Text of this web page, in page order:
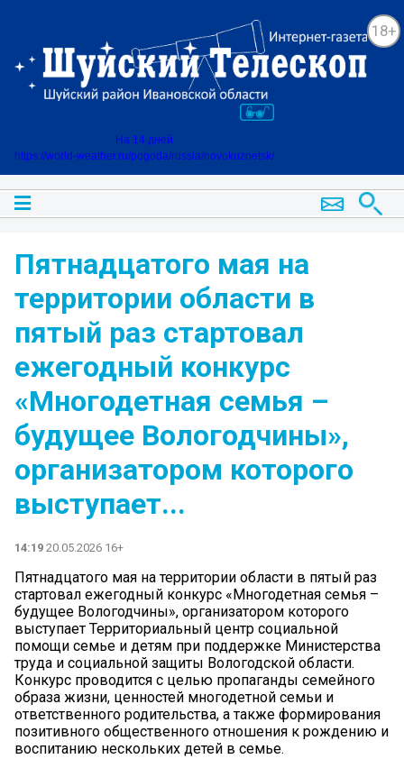
18+
На 14 дней
https://world-weather.ru/pogoda/russia/novokuznetsk/
Пятнадцатого мая на
территории области в
пятый раз стартовал
ежегодный конкурс
«Многодетная семья –
будущее Вологодчины»,
организатором которого
выступает...
14:19 20.05.2026 16+
Пятнадцатого мая на территории области в пятый раз
стартовал ежегодный конкурс «Многодетная семья –
будущее Вологодчины», организатором которого
выступает Территориальный центр социальной
помощи семье и детям при поддержке Министерства
труда и социальной защиты Вологодской области.
Конкурс проводится с целью пропаганды семейного
образа жизни, ценностей многодетной семьи и
ответственного родительства, а также формирования
позитивного общественного отношения к рождению и
воспитанию нескольких детей в семье.